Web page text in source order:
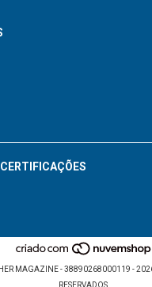
MAGAZINE - 38890268000119 -
RESERVADOS.